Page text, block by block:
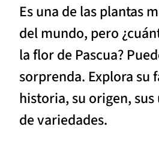
Es una de las plantas
del mundo, pero
la flor de Pascua?
sorprenda. Explora su
historia, su origen, sus
de variedades.